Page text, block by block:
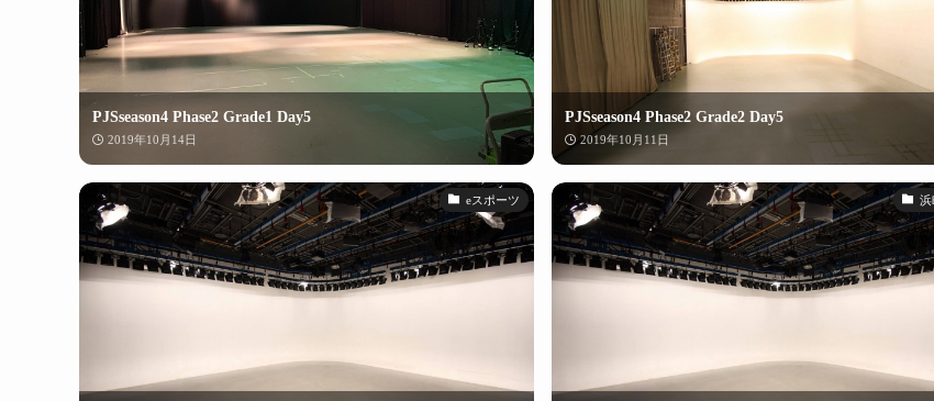
PJSseason4 Phase2 Grade1 Day5
2019年10月14日
PJSseason4 Phase2 Grade2 Day5
2019年10月11日
eスポーツ 浜